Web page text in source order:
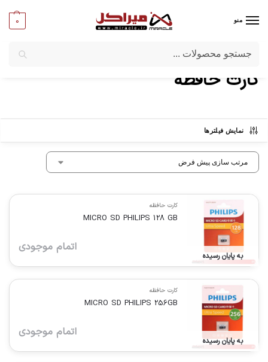
منو 0
میراکل/تبلت و موبایل/لوازم جانبی موبایل وتبلت
کارت حافظه
نمایش فیلترها
به پایان رسیده
کارت حافظه
MICRO SD PHILIPS 128 GB
اتمام موجودی
به پایان رسیده
کارت حافظه
MICRO SD PHILIPS 256GB
اتمام موجودی